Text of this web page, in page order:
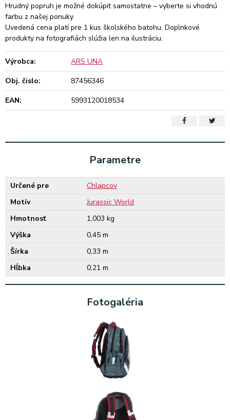
Hrudný popruh je možné dokúpiť samostatne – vyberte si vhodnú
farbu z našej ponuky.
Uvedená cena platí pre 1 kus školského batohu. Doplnkové
produkty na fotografiách slúžia len na ilustráciu.
Výrobca:
ARS UNA
Obj. čislo:
87456346
EAN:
5993120018534
Parametre
Určené pre
Chlapcov
Motív
Jurassic World
Hmotnosť
1,003 kg
Výška
0,45 m
Šírka
0,33 m
Hĺbka
0,21 m
Fotogaléria